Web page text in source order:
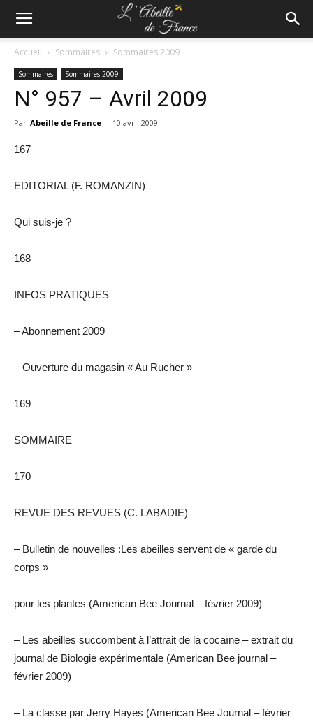
Accueil Sommaires Sommaires 2009
Sommaires Sommaires 2009
N° 957 – Avril 2009
Par Abeille de France - 10 avril 2009
167
EDITORIAL (F. ROMANZIN)
Qui suis-je ?
168
INFOS PRATIQUES
– Abonnement 2009
– Ouverture du magasin « Au Rucher »
169
SOMMAIRE
170
REVUE DES REVUES (C. LABADIE)
– Bulletin de nouvelles :Les abeilles servent de « garde du
corps »
pour les plantes (American Bee Journal – février 2009)
– Les abeilles succombent à l’attrait de la cocaïne – extrait du
journal de Biologie expérimentale (American Bee journal –
février 2009)
– La classe par Jerry Hayes (American Bee Journal – février